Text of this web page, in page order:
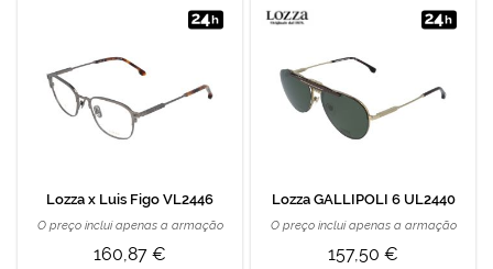
Lozza x Luis Figo VL2446
O preço inclui apenas a armação
160,87 €
Lozza GALLIPOLI 6 UL2440
O preço inclui apenas a armação
157,50 €